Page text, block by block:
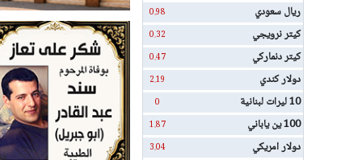
ريال سعودي 0.98
كيتر نرويجي 0.32
كيتر دنماركي 0.47
دولار كندي 2.19
10 ليرات لبنانية 0
100 ين ياباني 1.87
دولار امريكي 3.04